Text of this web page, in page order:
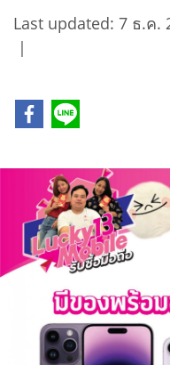
Last updated: 7 ธ.ค.
|